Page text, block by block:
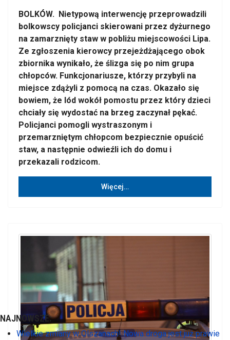
BOLKÓW. Nietypową interwencję przeprowadzili
bolkowscy policjanci skierowani przez dyżurnego
na zamarznięty staw w pobliżu miejscowości Lipa.
Ze zgłoszenia kierowcy przejeżdżającego obok
zbiornika wynikało, że ślizga się po nim grupa
chłopców. Funkcjonariusze, którzy przybyli na
miejsce zdążyli z pomocą na czas. Okazało się
bowiem, że lód wokół pomostu przez który dzieci
chciały się wydostać na brzeg zaczynał pękać.
Policjanci pomogli wystraszonym i
przemarzniętym chłopcom bezpiecznie opuścić
staw, a następnie odwieźli ich do domu i
przekazali rodzicom.
Więcej…
NAJNOWSZE:
Wielkie zmiany w Olszanach! Nowa droga jest już prawie